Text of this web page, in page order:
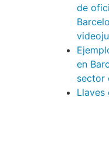
de
en
sector
Llaves